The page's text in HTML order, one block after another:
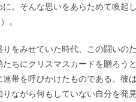
。そんな思いをあらためて喚起
。
をみせていた時代、この闘いの
ちにクリスマスカードを贈ろう
帯を呼びかけたものである。
ながら何もしていない自分を